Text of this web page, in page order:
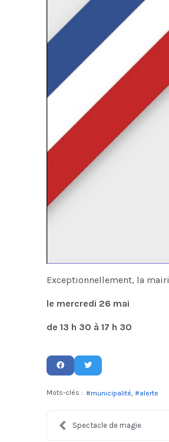
Exceptionnellement, la
le mercredi 26 mai
de 13 h 30 à 17 h 30
Mots-clés : municipalité alerte
Spectacle de magie